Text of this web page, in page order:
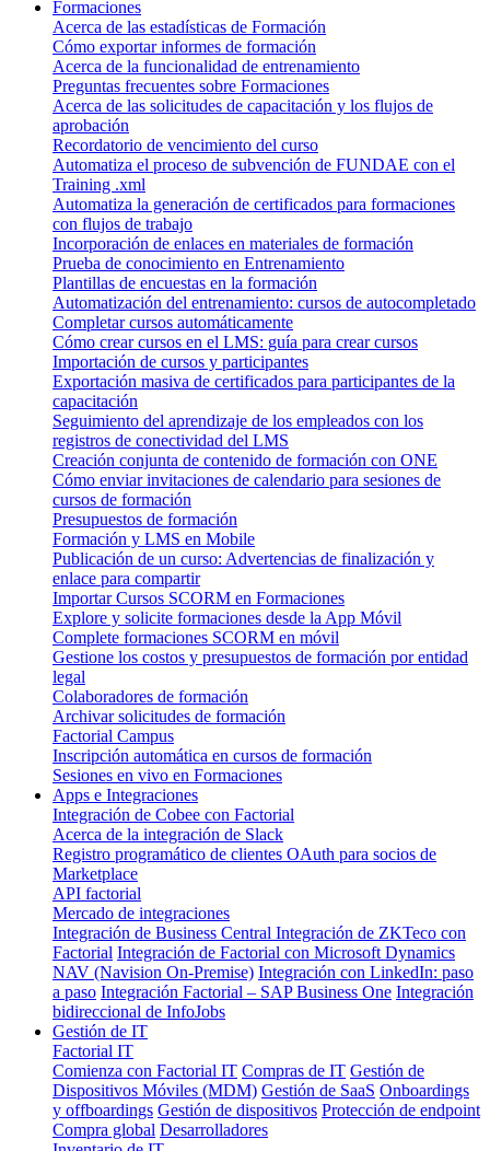
Formaciones
Acerca de las estadísticas de Formación
Cómo exportar informes de formación
Acerca de la funcionalidad de entrenamiento
Preguntas frecuentes sobre Formaciones
Acerca de las solicitudes de capacitación y los flujos de
aprobación
Recordatorio de vencimiento del curso
Automatiza el proceso de subvención de FUNDAE con el
Training .xml
Automatiza la generación de certificados para formaciones
con flujos de trabajo
Incorporación de enlaces en materiales de formación
Prueba de conocimiento en Entrenamiento
Plantillas de encuestas en la formación
Automatización del entrenamiento: cursos de autocompletado
Completar cursos automáticamente
Cómo crear cursos en el LMS: guía para crear cursos
Importación de cursos y participantes
Exportación masiva de certificados para participantes de la
capacitación
Seguimiento del aprendizaje de los empleados con los
registros de conectividad del LMS
Creación conjunta de contenido de formación con ONE
Cómo enviar invitaciones de calendario para sesiones de
cursos de formación
Presupuestos de formación
Formación y LMS en Mobile
Publicación de un curso: Advertencias de finalización y
enlace para compartir
Importar Cursos SCORM en Formaciones
Explore y solicite formaciones desde la App Móvil
Complete formaciones SCORM en móvil
Gestione los costos y presupuestos de formación por entidad
legal
Colaboradores de formación
Archivar solicitudes de formación
Factorial Campus
Inscripción automática en cursos de formación
Sesiones en vivo en Formaciones
Apps e Integraciones
Integración de Cobee con Factorial
Acerca de la integración de Slack
Registro programático de clientes OAuth para socios de
Marketplace
API factorial
Mercado de integraciones
Integración de Business Central Integración de ZKTeco con
Factorial Integración de Factorial con Microsoft Dynamics
NAV (Navision On-Premise) Integración con LinkedIn: paso
a paso Integración Factorial – SAP Business One Integración
bidireccional de InfoJobs
Gestión de IT
Factorial IT
Comienza con Factorial IT Compras de IT Gestión de
Dispositivos Móviles (MDM) Gestión de SaaS Onboardings
y offboardings Gestión de dispositivos Protección de endpoint
Compra global Desarrolladores